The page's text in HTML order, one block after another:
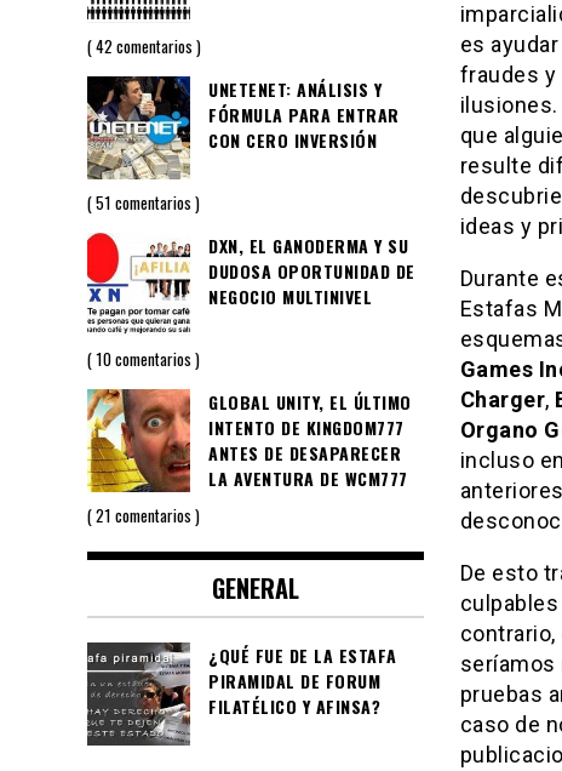
es
fraudes y
que
resulte
ideas y
Durante
Estafas
Games
Charger,
Organo
incluso en
De esto
seríamos
pruebas
caso de
42 comentarios
UNETENET: ANÁLISIS Y
FÓRMULA PARA ENTRAR
CON CERO INVERSIÓN
51 comentarios
DXN, EL GANODERMA Y SU
DUDOSA OPORTUNIDAD DE
NEGOCIO MULTINIVEL
10 comentarios
GLOBAL UNITY, EL ÚLTIMO
INTENTO DE KINGDOM777
ANTES DE DESAPARECER
LA AVENTURA DE WCM777
21 comentarios
GENERAL
¿QUÉ FUE DE LA ESTAFA
PIRAMIDAL DE FORUM
FILATÉLICO Y AFINSA?